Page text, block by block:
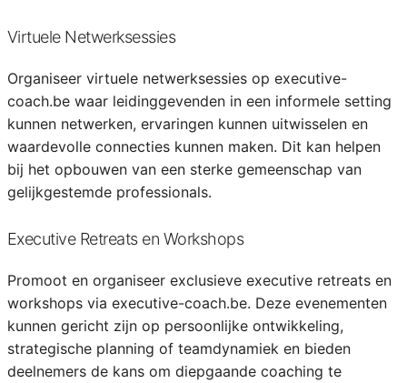
Virtuele Netwerksessies
Organiseer virtuele netwerksessies op executive-
coach.be waar leidinggevenden in een informele setting
kunnen netwerken, ervaringen kunnen uitwisselen en
waardevolle connecties kunnen maken. Dit kan helpen
bij het opbouwen van een sterke gemeenschap van
gelijkgestemde professionals.
Executive Retreats en Workshops
Promoot en organiseer exclusieve executive retreats en
workshops via executive-coach.be. Deze evenementen
kunnen gericht zijn op persoonlijke ontwikkeling,
strategische planning of teamdynamiek en bieden
deelnemers de kans om diepgaande coaching te